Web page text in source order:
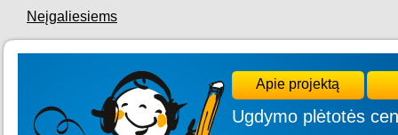
Neįgaliesiems
Apie projektą
Ugdymo plėtotės